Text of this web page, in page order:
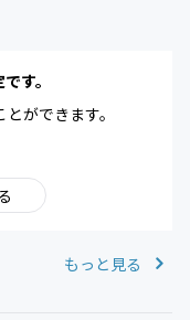
す。
ができます。
もっと見る